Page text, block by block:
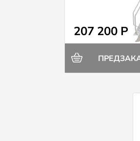
207 200 Р